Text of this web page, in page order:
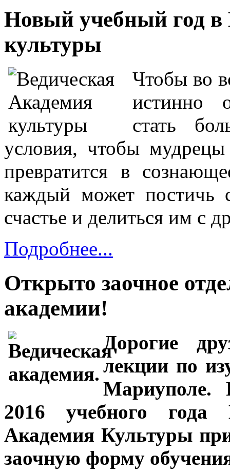
Новый учебный год в
культуры
Чтобы во
истинно
стать
условия, чтобы
превратится в
каждый может постичь
счастье и делиться им с
Подробнее...
Открыто заочное
академии!
Дорогие
лекции по
Мариуполе.
2016 учебного года
Академия Культуры
заочную форму